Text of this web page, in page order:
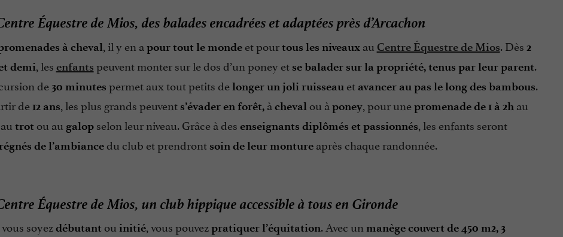
Équestre de Mios, des balades encadrées et adaptées près d’Arcachon
à cheval, il y en a pour tout le mondeet pourtous les niveauxau Centre Équestre de Mios. Dès 2
demi, les enfants peuvent monter sur le dos d’un poney et se balader sur la propriété, tenus par leur parent.
de 30 minutes permet aux tout petits delonger un joli ruisseau et avancer au pas le long des bambous.
de 12 ans, les plus grands peuvent s’évader en forêt,à cheval ou à poney, pour unepromenade de 1 à 2h au
trot ou au galopselon leur niveau. Grâce à des enseignants diplômés et passionnés, les enfants seront
de l’ambiancedu club et prendront soin de leur montureaprès chaque randonnée.
Équestre de Mios, un club hippique accessible à tous en Gironde
soyezdébutant ou initié, vous pouvezpratiquer l’équitation. Avec un manège couvert de 450 m2, 3